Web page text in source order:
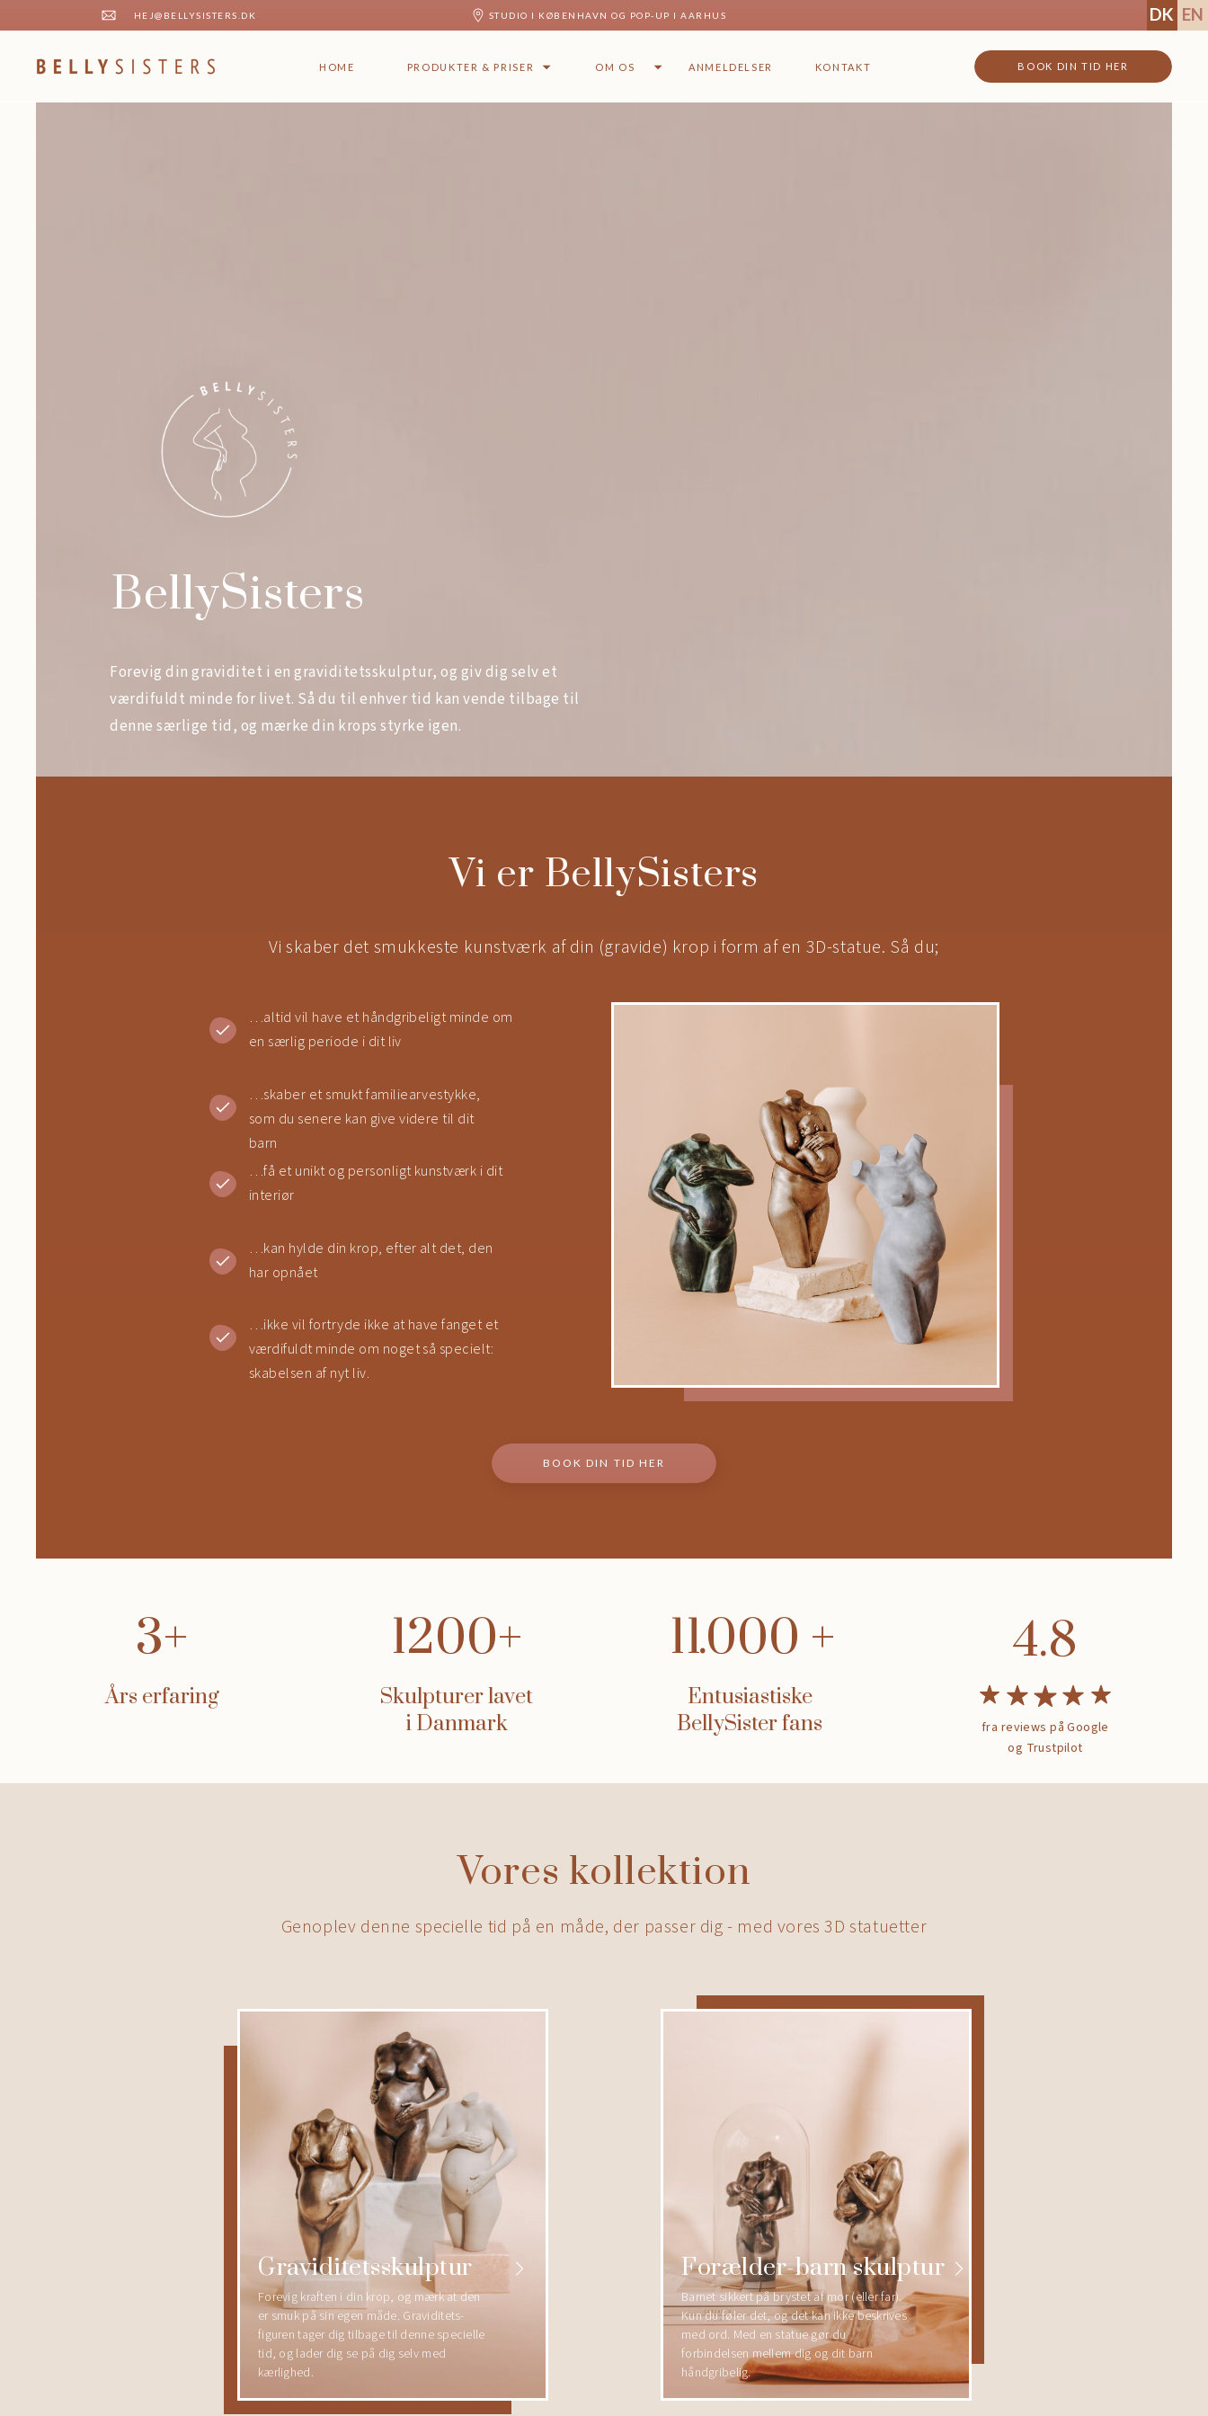
STUDIO I KØBENHAVN OG POP-UP I AARHUS
HEJ@BELLYSISTERS.DK EN
DK
OM OS
PRODUKTER & PRISER BOOK DIN TID HER
KONTAKT
ANMELDELSER
HOME
Forevig din graviditet i en graviditetsskulptur, og giv dig selv et
værdifuldt minde for livet. Så du til enhver tid kan vende tilbage til
denne særlige tid, og mærke din krops styrke igen.
BellySisters
BOOK DIN TID HER
…ikke vil fortryde ikke at have fanget et
værdifuldt minde om noget så specielt:
skabelsen af ​​nyt liv.
…kan hylde din krop, efter alt det, den
har opnået
…få et unikt og personligt kunstværk i dit
interiør
…skaber et smukt familiearvestykke,
som du senere kan give videre til dit
barn
…altid vil have et håndgribeligt minde om
en særlig periode i dit liv
Vi skaber det smukkeste kunstværk af din (gravide) krop i form af en 3D-statue. Så du;
Vi er BellySisters
fra reviews på Google
og Trustpilot
4.8
Entusiastiske
BellySister fans
11
Skulpturer lavet
i Danmark
1200
Års erfaring
3
Barnet sikkert på brystet af mor (eller far).
Kun du føler det, og det kan ikke beskrives
med ord. Med en statue gør du
forbindelsen mellem dig og dit barn
håndgribelig.
Forælder-barn skulptur
Forevig kraften i din krop, og mærk at den
er smuk på sin egen måde. Graviditets-
figuren tager dig tilbage til denne specielle
tid, og lader dig se på dig selv med
kærlighed.
Graviditetsskulptur
Genoplev denne specielle tid på en måde, der passer dig - med vores 3D statuetter
Vores kollektion